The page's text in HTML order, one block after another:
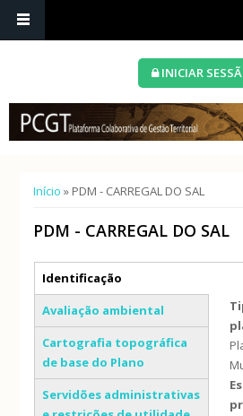
INICIAR
Está aqui
Início » PDM - CARREGAL DO SAL
PDM - CARREGAL DO SAL
Separadores verticais
Identificação
(separador ativo)
Avaliação ambiental
Cartografia topográfica
de base do Plano
Servidões administrativas